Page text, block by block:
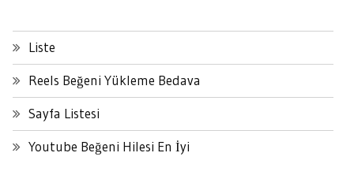
Liste
Reels Beğeni Yükleme Bedava
Sayfa Listesi
Youtube Beğeni Hilesi En İyi